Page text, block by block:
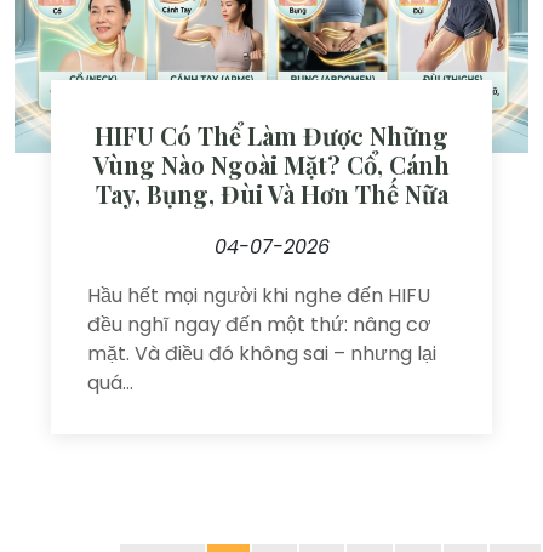
HIFU Có Thể Làm Được Những
Vùng Nào Ngoài Mặt? Cổ, Cánh
Tay, Bụng, Đùi Và Hơn Thế Nữa
04-07-2026
Hầu hết mọi người khi nghe đến HIFU
đều nghĩ ngay đến một thứ: nâng cơ
mặt. Và điều đó không sai – nhưng lại
quá...